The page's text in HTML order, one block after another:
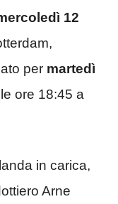
12
per martedì
ore 18:45 a
in carica,
Arne